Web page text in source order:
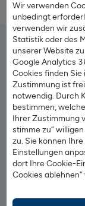
Wir verwenden
unbedingt
verwenden wir
Statistik oder des
unserer Website
Google Analytics
Cookies finden Sie
Zustimmung ist
notwendig. Durch
bestimmen,
Ihrer Zustimmung
stimme zu“
zu. Sie können
Einstellungen
dort Ihre Cookie-
Cookies
BIC: HELADEF1822
BLZ: 500 502 01
Barrierefreiheit
Hilfe & Kontakt
Datenschutz
Impressum